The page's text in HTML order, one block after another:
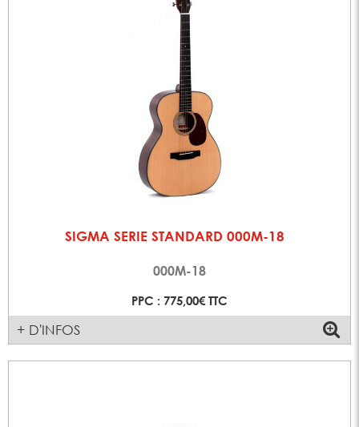
SIGMA SERIE STANDARD 000M-18
000M-18
PPC : 775,00€ TTC
+ D'INFOS